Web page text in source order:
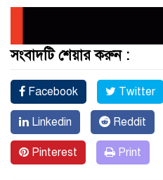
সংবাদটি শেয়ার করুন :
Facebook Twitter
Linkedin Reddit
Pinterest Print